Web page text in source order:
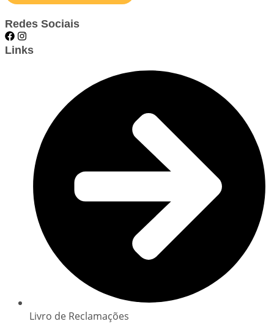
Redes Sociais
Links
Livro de Reclamações